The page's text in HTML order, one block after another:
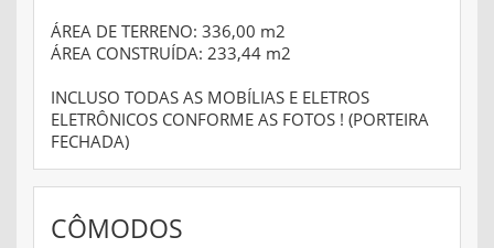
ÁREA DE TERRENO: 336,00 m2
ÁREA CONSTRUÍDA: 233,44 m2
INCLUSO TODAS AS MOBÍLIAS E ELETROS
ELETRÔNICOS CONFORME AS FOTOS ! (PORTEIRA
FECHADA)
CÔMODOS